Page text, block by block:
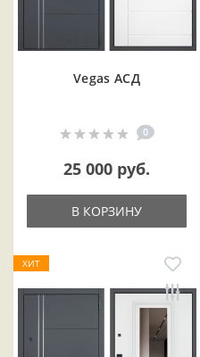
Vegas АСД
0
25 000 руб.
В КОРЗИНУ
ХИТ